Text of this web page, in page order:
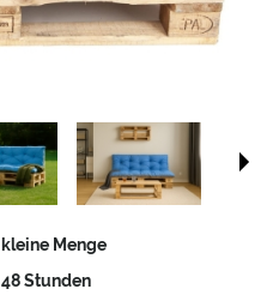
kleine Menge
48 Stunden